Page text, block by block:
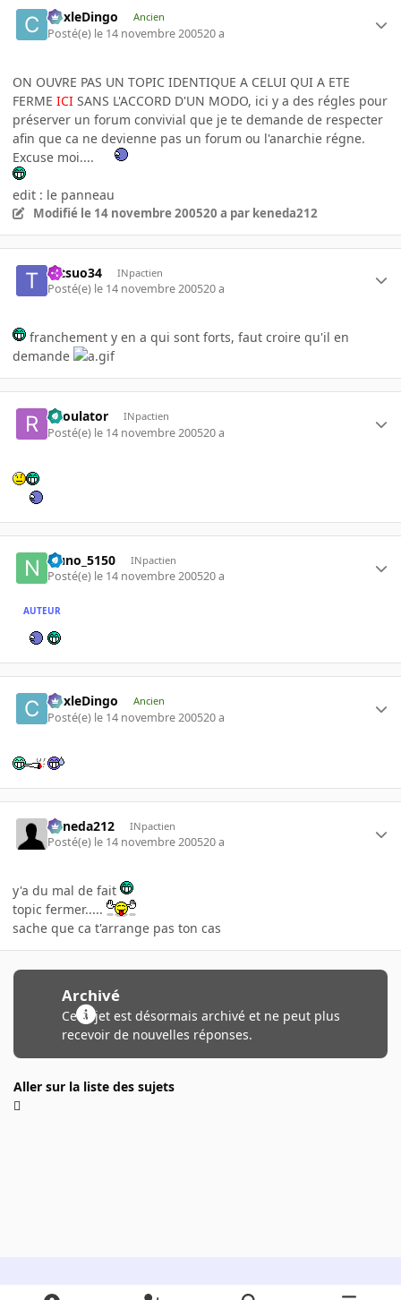
CoxleDingo Ancien
Posté(e) le 14 novembre 200520 a
ON OUVRE PAS UN TOPIC IDENTIQUE A CELUI QUI A ETE
FERME ICI SANS L'ACCORD D'UN MODO, ici y a des régles pour
préserver un forum convivial que je te demande de respecter
afin que ca ne devienne pas un forum ou l'anarchie régne.
Excuse moi....
edit : le panneau
Modifié le 14 novembre 200520 a par keneda212
tetsuo34 INpactien
Posté(e) le 14 novembre 200520 a
franchement y en a qui sont forts, faut croire qu'il en
demande
Raoulator INpactien
Posté(e) le 14 novembre 200520 a
Nuno_5150 INpactien
Posté(e) le 14 novembre 200520 a
AUTEUR
CoxleDingo Ancien
Posté(e) le 14 novembre 200520 a
keneda212 INpactien
Posté(e) le 14 novembre 200520 a
y'a du mal de fait
topic fermer.....
sache que ca t'arrange pas ton cas
Archivé
Ce sujet est désormais archivé et ne peut plus
recevoir de nouvelles réponses.
Aller sur la liste des sujets